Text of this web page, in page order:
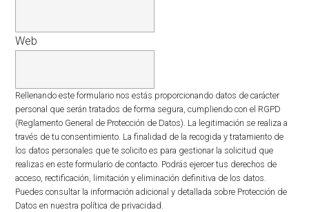
Web
Rellenando este formulario nos estás proporcionando datos de carácter
personal que serán tratados de forma segura, cumpliendo con el RGPD
(Reglamento General de Protección de Datos). La legitimación se realiza a
través de tu consentimiento. La finalidad de la recogida y tratamiento de
los datos personales que te solicito es para gestionar la solicitud que
realizas en este formulario de contacto. Podrás ejercer tus derechos de
acceso, rectificación, limitación y eliminación definitiva de los datos.
Puedes consultar la información adicional y detallada sobre Protección de
Datos en nuestra política de privacidad.